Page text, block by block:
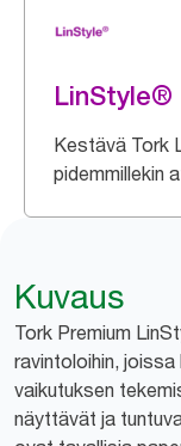
LinStyle®
Kestävä Tork
pidemmillekin
Kuvaus
Tork Premium
ravintoloihin,
vaikutuksen
näyttävät ja